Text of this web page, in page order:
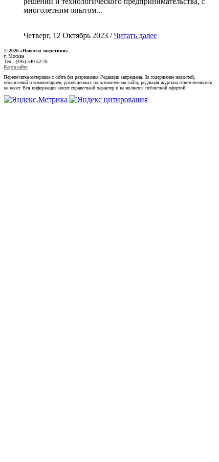
многолетним опытом...
Четверг, 12 Октябрь 2023 /Читать далее
© 2026 «Новости энеретики»
г. Москва
Тел.: (495) 540-52-76
Карта сайта
Перепечатка материала с сайта без разрешения Редакции запрещена. За содержание новостей,
объявлений и комментариев, размещенных пользователями сайта, редакция журнала ответственности
не несет. Вся информация носит справочный характер и не является публичной офертой.